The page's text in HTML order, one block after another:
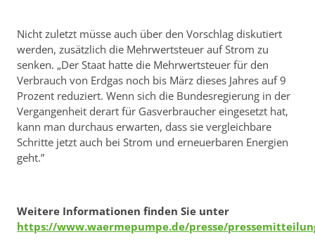
Nicht zuletzt müsse auch über den Vorschlag diskutiert
werden, zusätzlich die Mehrwertsteuer auf Strom zu
senken. „Der Staat hatte die Mehrwertsteuer für den
Verbrauch von Erdgas noch bis März dieses Jahres auf 9
Prozent reduziert. Wenn sich die Bundesregierung in der
Vergangenheit derart für Gasverbraucher eingesetzt hat,
kann man durchaus erwarten, dass sie vergleichbare
Schritte jetzt auch bei Strom und erneuerbaren Energien
geht.”
Weitere Informationen finden Sie unter
https://www.waermepumpe.de/presse/